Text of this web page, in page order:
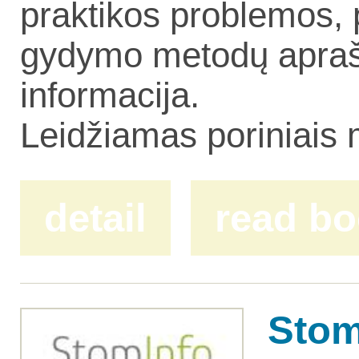
praktikos problemos,
gydymo metodų
informacija.
Leidžiamas poriniais
detail read